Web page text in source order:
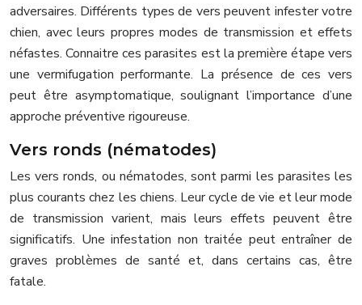
adversaires. Différents types de vers peuvent infester votre
chien, avec leurs propres modes de transmission et effets
néfastes. Connaitre ces parasites est la première étape vers
une vermifugation performante. La présence de ces vers
peut être asymptomatique, soulignant l’importance d’une
approche préventive rigoureuse.
Vers ronds (nématodes)
Les vers ronds, ou nématodes, sont parmi les parasites les
plus courants chez les chiens. Leur cycle de vie et leur mode
de transmission varient, mais leurs effets peuvent être
significatifs. Une infestation non traitée peut entraîner de
graves problèmes de santé et, dans certains cas, être
fatale.